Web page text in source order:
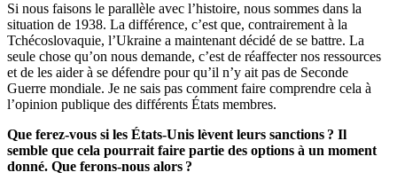
Si nous faisons le parallèle avec l’histoire, nous sommes dans la
situation de 1938. La différence, c’est que, contrairement à la
Tchécoslovaquie, l’Ukraine a maintenant décidé de se battre. La
seule chose qu’on nous demande, c’est de réaffecter nos ressources
et de les aider à se défendre pour qu’il n’y ait pas de Seconde
Guerre mondiale. Je ne sais pas comment faire comprendre cela à
l’opinion publique des différents États membres.
Que ferez-vous si les États-Unis lèvent leurs sanctions ? Il
semble que cela pourrait faire partie des options à un moment
donné. Que ferons-nous alors ?